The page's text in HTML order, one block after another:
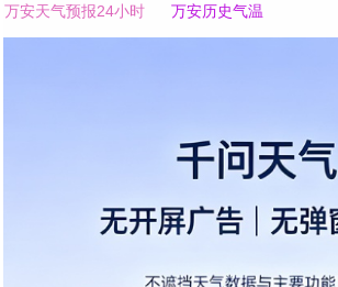
万安天气预报24小时 万安历史气温